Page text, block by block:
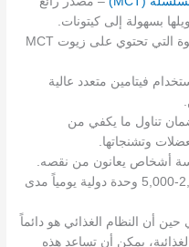
بسهولة إلى كيتونات.
تستخدم العديد من كريمات القهوة التي تحتوي على زيوت MCT
فيتامين متعدد عالية
تناول ما يكفي من
وتشنجاتها.
أشخاص يعانون من نقصه.
يُنصح بتناول مكملات بقيمة 2,000-5,000 وحدة دولية يومياً مدى
أن النظام الغذائي هو دائماً
يمكن أن تساعد هذه